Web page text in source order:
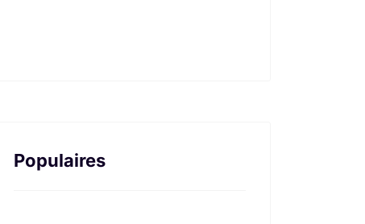
Populaires